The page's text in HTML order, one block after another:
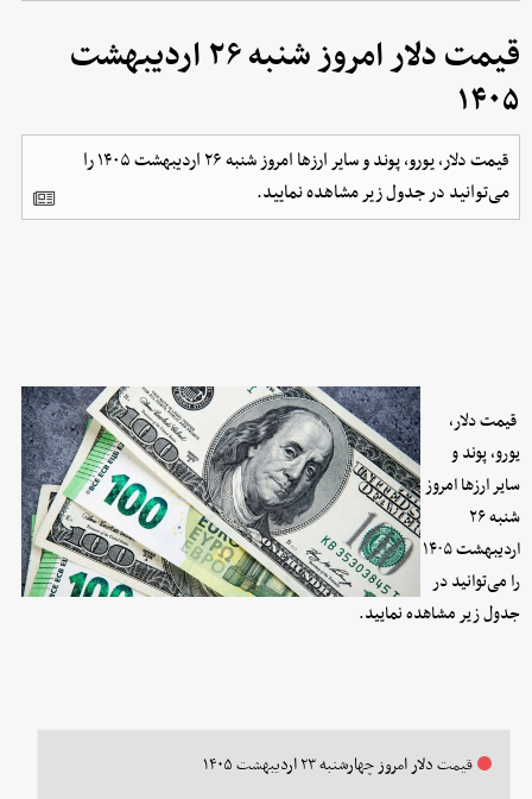
قیمت دلار امروز شنبه ۲۶ اردیبهشت
۱۴۰۵
قیمت دلار، یورو، پوند و سایر ارز‌ها امروز شنبه ۲۶ اردیبهشت ۱۴۰۵ را
می‌توانید در جدول زیر مشاهده نمایید.
قیمت دلار،
یورو، پوند و
سایر ارز‌ها امروز
شنبه ۲۶
اردیبهشت ۱۴۰۵
را می‌توانید در
جدول زیر مشاهده نمایید.
قیمت دلار امروز چهارشنبه ۲۳ اردیبهشت ۱۴۰۵